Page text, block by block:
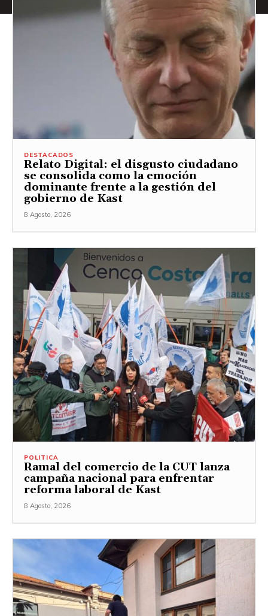
DESTACADOS
Relato Digital: el disgusto ciudadano
se consolida como la emoción
dominante frente a la gestión del
gobierno de Kast
8 Agosto, 2026
POLITICA
Ramal del comercio de la CUT lanza
campaña nacional para enfrentar
reforma laboral de Kast
8 Agosto, 2026